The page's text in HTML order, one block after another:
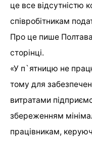
це все відсутністю
співробітникам
Про це пише
сторінці.
«У п`ятницю не
тому для
витратами
збереженням
працівникам,